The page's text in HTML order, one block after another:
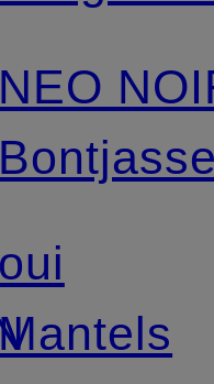
NEO
oui